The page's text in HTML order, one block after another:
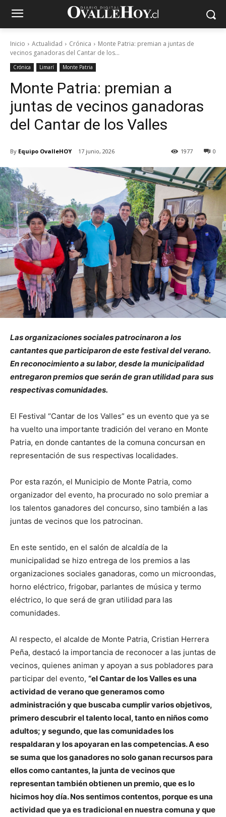
Inicio Actualidad Crónica
Monte Patria: premian a juntas de
vecinos ganadoras del Cantar de los...
Crónica Limarí Monte Patria
Monte Patria: premian a
juntas de vecinos ganadoras
del Cantar de los Valles
By Equipo OvalleHOY 17 junio, 2026 0
1977
Las organizaciones sociales patrocinaron a los
cantantes que participaron de este festival del verano.
En reconocimiento a su labor, desde la municipalidad
entregaron premios que serán de gran utilidad para sus
respectivas comunidades.
El Festival “Cantar de los Valles” es un evento que ya se
ha vuelto una importante tradición del verano en Monte
Patria, en donde cantantes de la comuna concursan en
representación de sus respectivas localidades.
Por esta razón, el Municipio de Monte Patria, como
organizador del evento, ha procurado no solo premiar a
los talentos ganadores del concurso, sino también a las
juntas de vecinos que los patrocinan.
En este sentido, en el salón de alcaldía de la
municipalidad se hizo entrega de los premios a las
organizaciones sociales ganadoras, como un microondas,
horno eléctrico, frigobar, parlantes de música y termo
eléctrico, lo que será de gran utilidad para las
comunidades.
Al respecto, el alcalde de Monte Patria, Cristian Herrera
Peña, destacó la importancia de reconocer a las juntas de
vecinos, quienes animan y apoyan a sus pobladores para
participar del evento, “el Cantar de los Valles es una
actividad de verano que generamos como
administración y que buscaba cumplir varios objetivos,
primero descubrir el talento local, tanto en niños como
adultos; y segundo, que las comunidades los
respaldaran y los apoyaran en las competencias. A eso
se suma que los ganadores no solo ganan recursos para
ellos como cantantes, la junta de vecinos que
representan también obtienen un premio, que es lo
hicimos hoy día. Nos sentimos contentos, porque es una
actividad que ya es tradicional en nuestra comuna y que